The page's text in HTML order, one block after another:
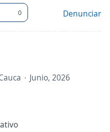
0 Denunciar
Junio, 2026